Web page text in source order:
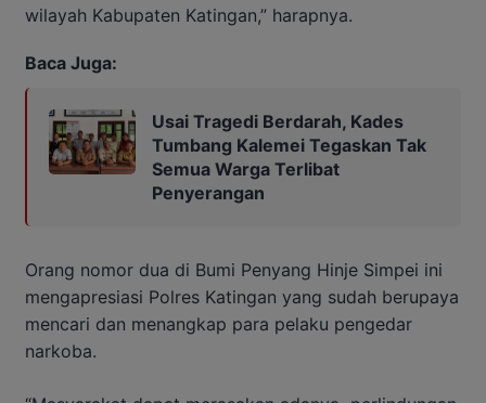
wilayah Kabupaten Katingan,” harapnya.
Baca Juga:
Usai Tragedi Berdarah, Kades
Tumbang Kalemei Tegaskan Tak
Semua Warga Terlibat
Penyerangan
Orang nomor dua di Bumi Penyang Hinje Simpei ini
mengapresiasi Polres Katingan yang sudah berupaya
mencari dan menangkap para pelaku pengedar
narkoba.